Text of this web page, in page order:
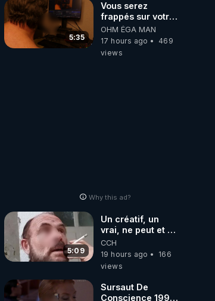
5:35
Vous serez
frappés sur votre
sol européens par
la faute des
dirigeants qui
OHM ÉGA MAN
17 hours ago
469
views
Why this ad?
5:09
Un créatif, un
vrai, ne peut et ne
doit pas faire
appel à
l'intelligence
CCH
19 hours ago
166
views
Sursaut De
Conscience 1998